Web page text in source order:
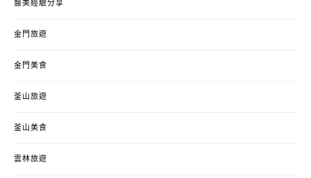
醫美經驗分享
金門旅遊
金門美食
釜山旅遊
釜山美食
雲林旅遊